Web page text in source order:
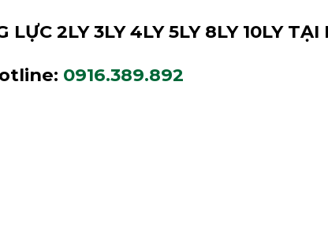
2LY 3LY 4LY 5LY 8LY 10LY
0916.389.892